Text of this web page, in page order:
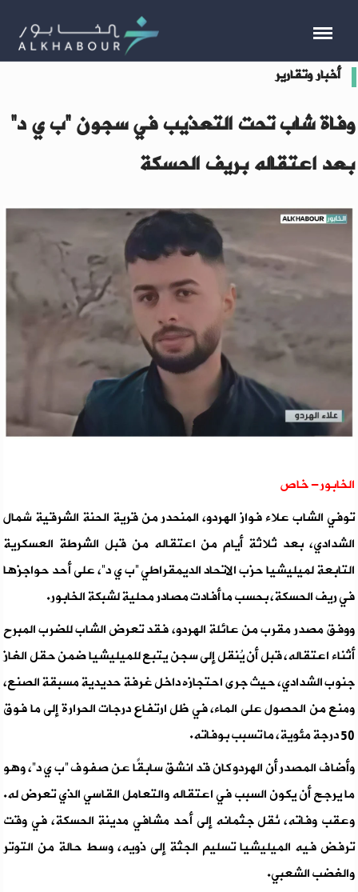
أخبار وتقارير
وفاة شاب تحت التعذيب في سجون “ب ي د”
بعد اعتقاله بريف الحسكة
الخابور- خاص
توفي الشاب علاء فواز الهردو، المنحدر من قرية الحنة الشرقية شمال
الشدادي، بعد ثلاثة أيام من اعتقاله من قبل الشرطة العسكرية
التابعة لميليشيا حزب الاتحاد الديمقراطي “ب ي د”، على أحد حواجزها
في ريف الحسكة، بحسب ما أفادت مصادر محلية لشبكة الخابور.
ووفق مصدر مقرب من عائلة الهردو، فقد تعرض الشاب للضرب المبرح
أثناء اعتقاله، قبل أن يُنقل إلى سجن يتبع للميليشيا ضمن حقل الغاز
جنوب الشدادي، حيث جرى احتجازه داخل غرفة حديدية مسبقة الصنع،
ومنع من الحصول على الماء، في ظل ارتفاع درجات الحرارة إلى ما فوق
50 درجة مئوية، ما تسبب بوفاته.
وأضاف المصدر أن الهردو كان قد انشق سابقًا عن صفوف “ب ي د”، وهو
ما يرجح أن يكون السبب في اعتقاله والتعامل القاسي الذي تعرض له.
وعقب وفاته، نُقل جثمانه إلى أحد مشافي مدينة الحسكة، في وقت
ترفض فيه الميليشيا تسليم الجثة إلى ذويه، وسط حالة من التوتر
والغضب الشعبي.